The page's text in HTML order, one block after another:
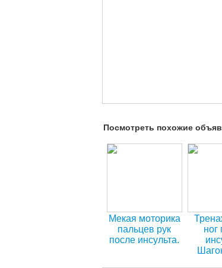
Посмотреть похожие
Мекая моторика
пальцев рук
после инсульта.
ног